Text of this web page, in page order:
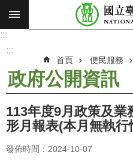
跳到主要內容區塊
搜
願
使
命
最
:::
:::
首頁 便民服務
政府公開資訊
113年度9月政策及
形月報表(本月無執行
發佈時間：2024-10-07